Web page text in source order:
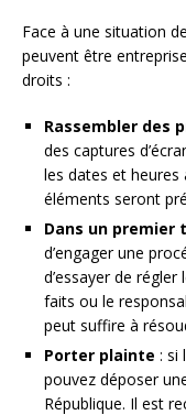
Face à une situation
peuvent être
droits :
Rassembler des
des captures
les dates et heures
éléments seront
Dans un
d’engager une
d’essayer de régler
faits ou le
peut suffire à
Porter plainte : si
pouvez déposer
République. Il est